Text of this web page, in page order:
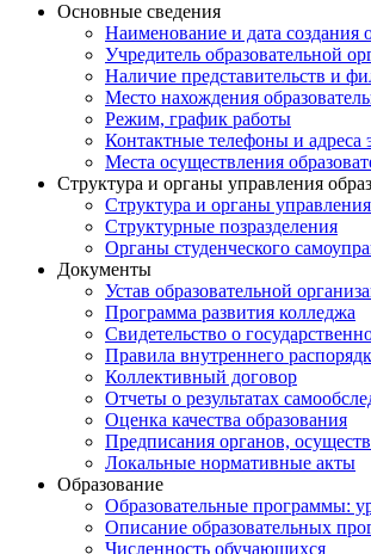
Основные сведения
Наименование и дата создания
Учредитель образовательной
Наличие представительств и
Место нахождения
Режим, график работы
Контактные телефоны и адреса
Места осуществления
Структура и органы управления
Структура и органы
Структурные позразделения
Органы студенческого
Документы
Устав образовательной
Программа развития колледжа
Свидетельство о
Правила внутреннего
Коллективный договор
Отчеты о результатах
Оценка качества образования
Предписания органов,
Локальные нормативные акты
Образование
Образовательные программы:
Описание образовательных
Численность обучающихся